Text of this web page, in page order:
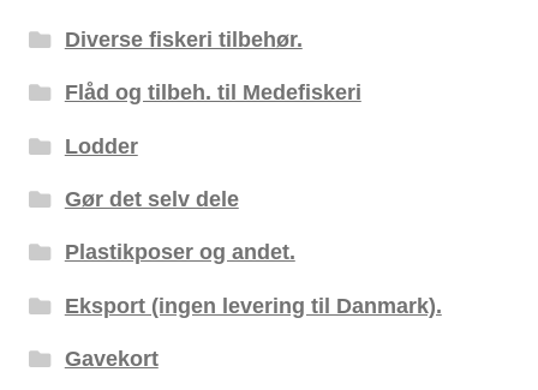
Diverse fiskeri tilbehør.
Flåd og tilbeh. til Medefiskeri
Lodder
Gør det selv dele
Plastikposer og andet.
Eksport (ingen levering til Danmark).
Gavekort